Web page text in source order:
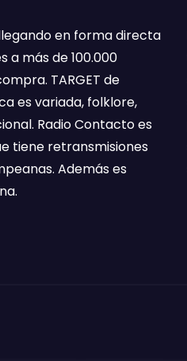
en forma directa
más de 100.000
TARGET de
es variada, folklore,
Radio Contacto es
tiene retransmisiones
Además es